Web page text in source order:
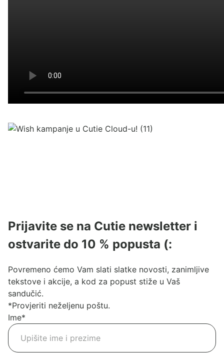
Prijavite se na Cutie newsletter i
ostvarite do 10 % popusta (:
Povremeno ćemo Vam slati slatke novosti, zanimljive
tekstove i akcije, a kod za popust stiže u Vaš
sandučić.
*Provjeriti neželjenu poštu.
Ime*